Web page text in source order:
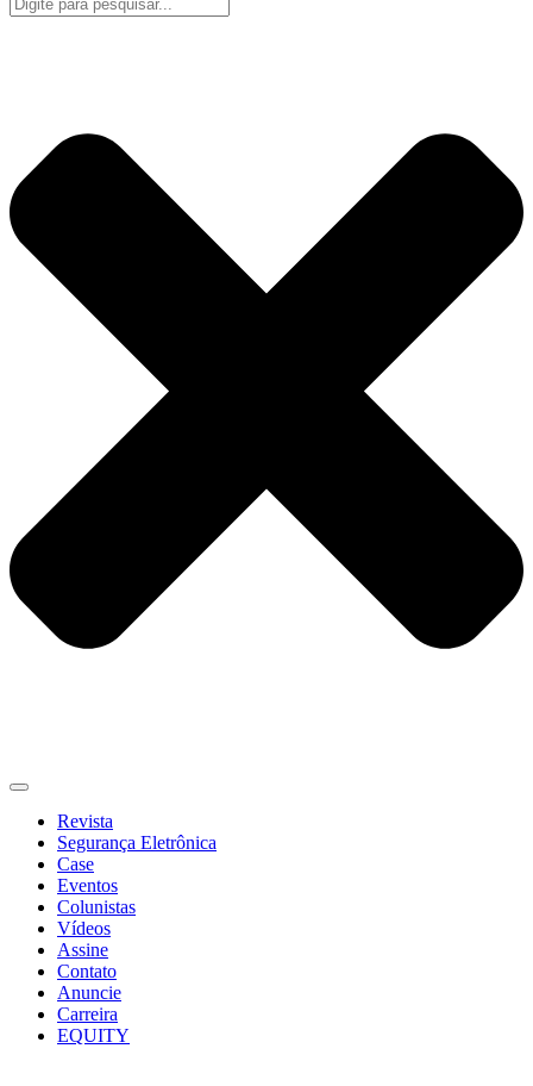
Revista
Segurança Eletrônica
Case
Eventos
Colunistas
Vídeos
Assine
Contato
Anuncie
Carreira
EQUITY